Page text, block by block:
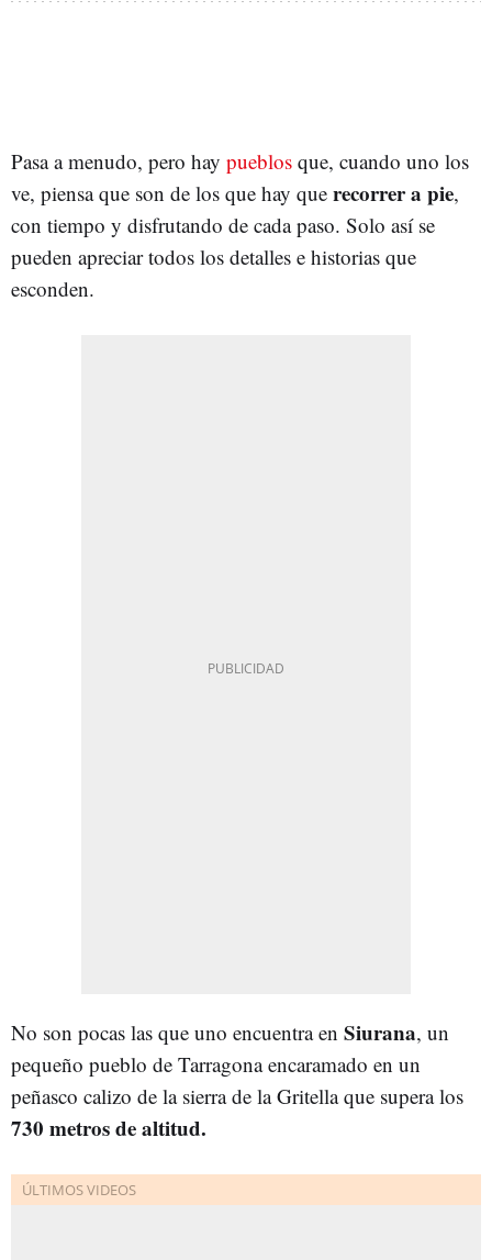
Pasa a menudo, pero hay pueblos que, cuando uno los
ve, piensa que son de los que hay que recorrer a pie,
con tiempo y disfrutando de cada paso. Solo así se
pueden apreciar todos los detalles e historias que
esconden.
No son pocas las que uno encuentra en Siurana, un
pequeño pueblo de Tarragona encaramado en un
peñasco calizo de la sierra de la Gritella que supera los
730 metros de altitud.